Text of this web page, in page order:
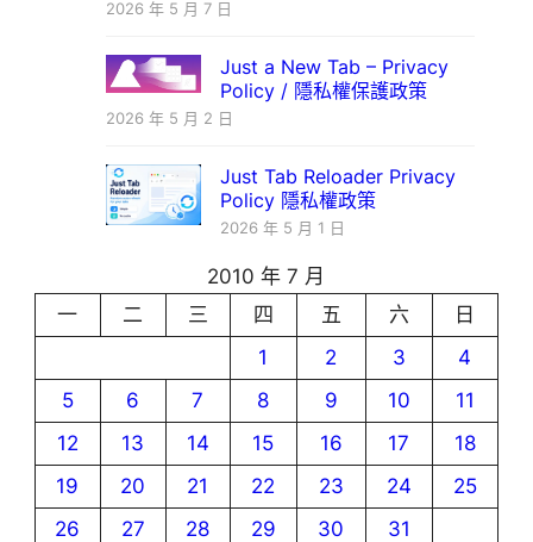
2026 年 5 月 7 日
Just a New Tab – Privacy
Policy / 隱私權保護政策
2026 年 5 月 2 日
Just Tab Reloader Privacy
Policy 隱私權政策
2026 年 5 月 1 日
2010 年 7 月
一
二 三 四 五 六
日
1
2 3
4
5
6 7 8 9 10
11
12
13 14 15 16 17
18
19
20 21 22 23 24
25
26
27 28 29 30
31